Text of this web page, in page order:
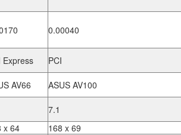
0.00040
Express PCI
AV66 ASUS AV100
7.1
x 64 168 x 69